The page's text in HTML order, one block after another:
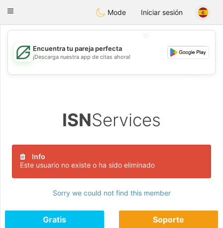
GulfDating
Toggle
Mode Iniciar sesión
💖
💕
Encuentra tu pareja perfecta
¡Descarga nuestra app de citas ahora!
ISNServices
Info
Este usuario no existe o ha sido eliminado
Sorry we could not find this member
Gratis Soporte